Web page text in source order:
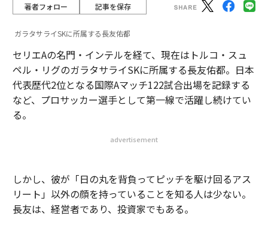
著者フォロー 記事を保存
ガラタサライSKに所属する長友佑都
セリエAの名門・インテルを経て、現在はトルコ・スュ
ペル・リグのガラタサライSKに所属する長友佑都。日本
代表歴代2位となる国際Aマッチ122試合出場を記録する
など、プロサッカー選手として第一線で活躍し続けてい
る。
advertisement
しかし、彼が「日の丸を背負ってピッチを駆け回るアス
リート」以外の顔を持っていることを知る人は少ない。
長友は、経営者であり、投資家でもある。